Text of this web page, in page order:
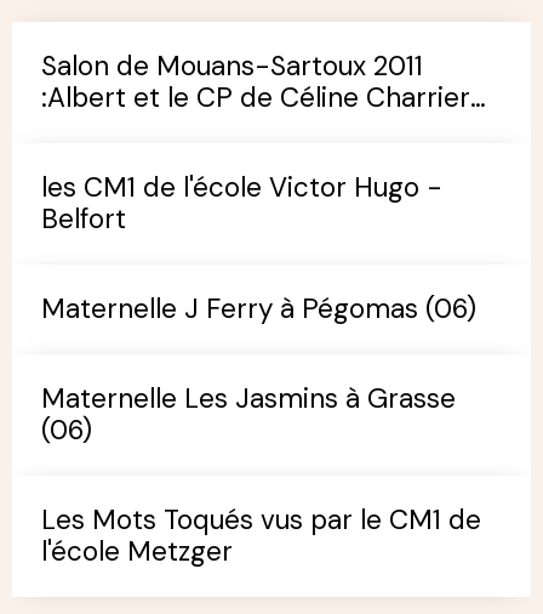
Salon de Mouans-Sartoux 2011
:Albert et le CP de Céline Charrier
les CM1 de l'école Victor Hugo -
Belfort
Maternelle J Ferry à Pégomas (06)
Maternelle Les Jasmins à Grasse
(06)
Les Mots Toqués vus par le CM1 de
l'école Metzger